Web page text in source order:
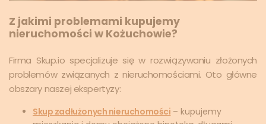
Z jakimi problemami kupujemy
nieruchomości w Kożuchowie?
Firma Skup.io specjalizuje się w rozwiązywaniu złożonych
problemów związanych z nieruchomościami. Oto główne
obszary naszej ekspertyzy:
Skup zadłużonych nieruchomości – kupujemy